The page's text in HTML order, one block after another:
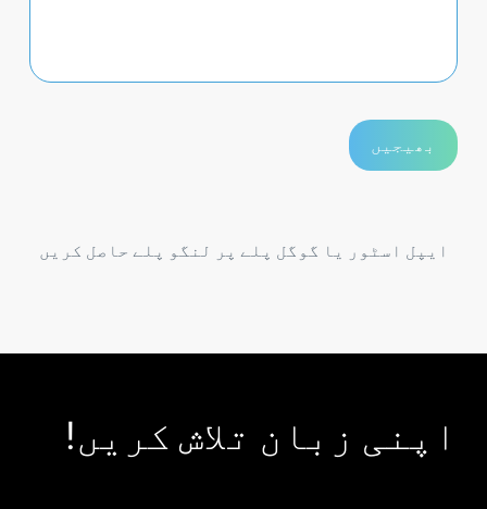
ایپل اسٹور یا گوگل پلے پر لنگو پلے حاصل کریں
اپنی زبان تلاش کریں!